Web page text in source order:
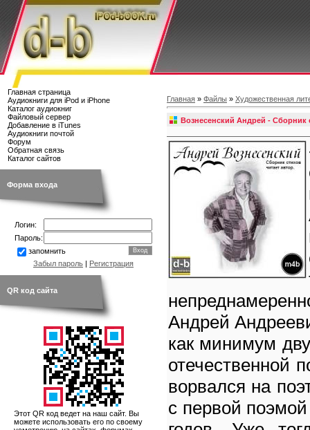
Главная страница
Аудиокниги для iPod и iPhone
Каталог аудиокниг
Файловый сервер
Добавление в iTunes
Аудиокниги почтой
Форум
Обратная связь
Каталог сайтов
Форма входа
Логин:
Пароль:
запомнить
Забыл пароль | Регистрация
QR код сайта
Этот QR код ведет на наш сайт. Вы
можете использовать его по своему
Главная » Файлы » Художественная
Вознесенский Андрей - Сборник
Андрей
как минимум
отечественной
ворвался на
с первой